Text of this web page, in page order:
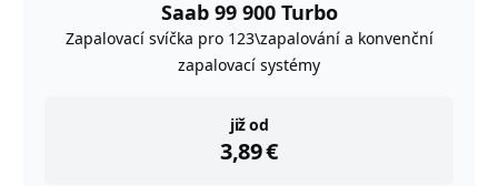
Saab 99 900 Turbo
Zapalovací svíčka pro 123\zapalování a konvenční
zapalovací systémy
již od
3,89€
instock